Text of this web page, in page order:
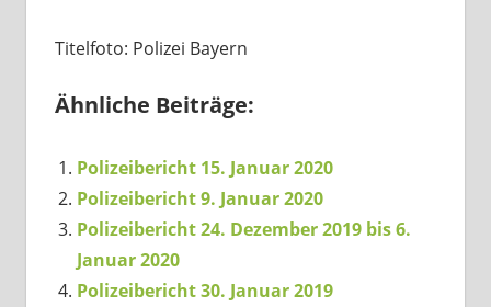
Titelfoto: Polizei Bayern
Ähnliche Beiträge:
Polizeibericht 15. Januar 2020
Polizeibericht 9. Januar 2020
Polizeibericht 24. Dezember 2019 bis 6.
Januar 2020
Polizeibericht 30. Januar 2019